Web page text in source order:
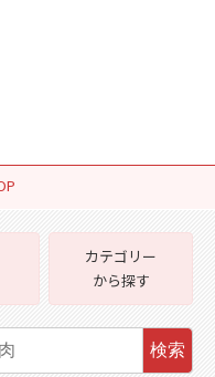
カテゴリー
から探す
検索